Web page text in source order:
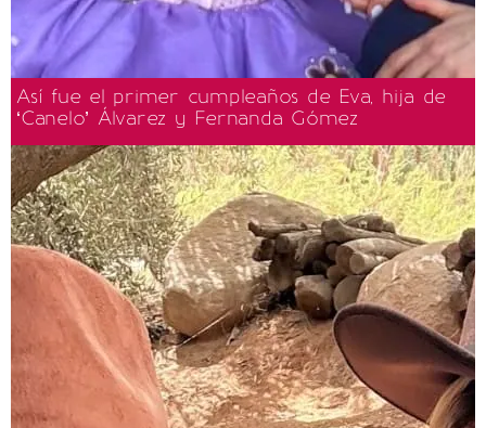
Así fue el primer cumpleaños de Eva, hija de
‘Canelo’ Álvarez y Fernanda Gómez